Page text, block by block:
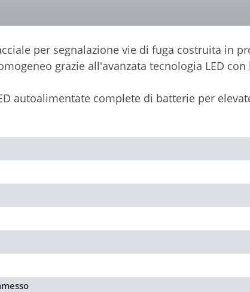
per segnalazione vie di fuga costruita
grazie all'avanzata tecnologia LED
autoalimentate complete di batterie per